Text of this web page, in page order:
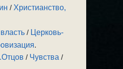
/ Христианство,
/ Церковь-
.
/ Чувства /